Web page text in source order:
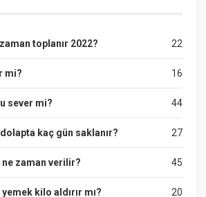
22
zaman toplanır 2022?
16
mi?
44
sever mi?
27
kaç gün saklanır?
45
ne zaman verilir?
20
kilo aldırır mı?